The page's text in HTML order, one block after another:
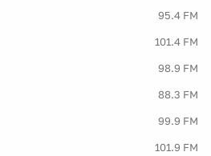
95.4 FM
101.4 FM
98.9 FM
88.3 FM
99.9 FM
101.9 FM